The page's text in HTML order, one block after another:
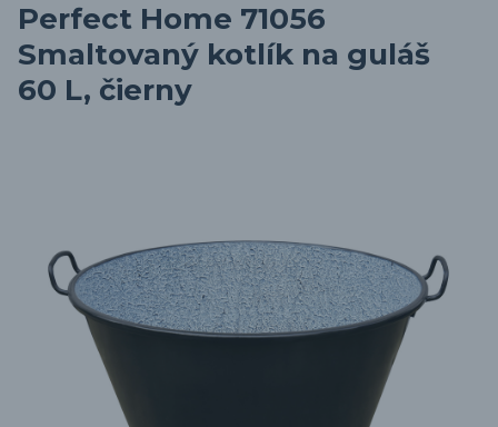
Perfect Home 71056
Smaltovaný kotlík na guláš
60 L, čierny